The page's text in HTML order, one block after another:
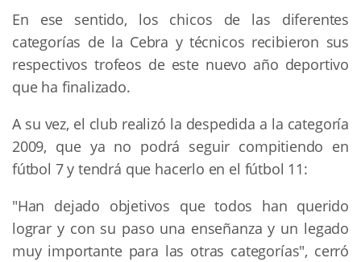
En ese sentido, los chicos de las diferentes
categorías de la Cebra y técnicos recibieron sus
respectivos trofeos de este nuevo año deportivo
que ha finalizado.
A su vez, el club realizó la despedida a la categoría
2009, que ya no podrá seguir compitiendo en
fútbol 7 y tendrá que hacerlo en el fútbol 11:
"Han dejado objetivos que todos han querido
lograr y con su paso una enseñanza y un legado
muy importante para las otras categorías", cerró